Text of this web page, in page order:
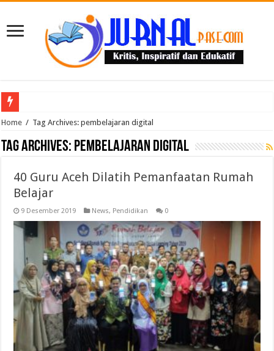
Puluhan Guru Berkumpul di TPN XIII Aceh Utara, Kacabdin Tekankan Cetak
Home / Tag Archives: pembelajaran digital
Tag Archives: pembelajaran digital
40 Guru Aceh Dilatih Pemanfaatan Rumah
Belajar
9 Desember 2019 News, Pendidikan 0